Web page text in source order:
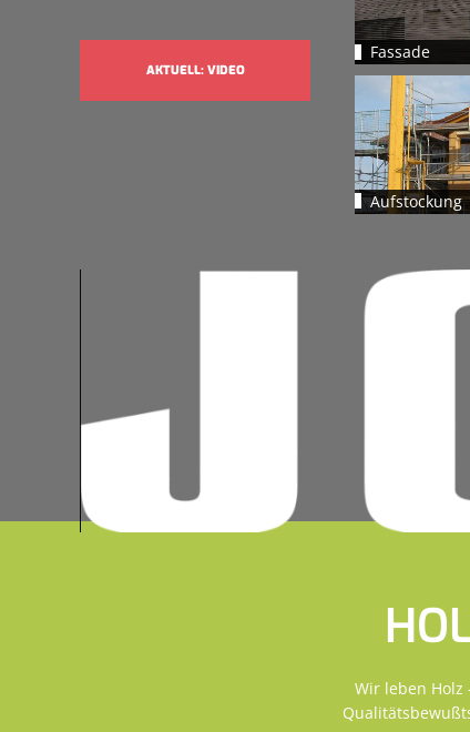
AKTUELL: VIDEO
Fassade
Aufstockung
Wir leben Holz